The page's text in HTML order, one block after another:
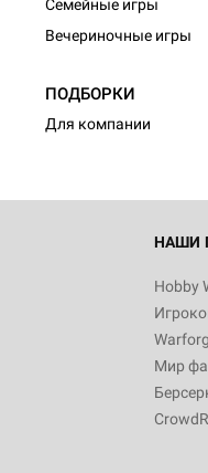
Семейные игры
Вечериночные игры
ПОДБОРКИ
Для компании
НАШИ
Hobby
Мир